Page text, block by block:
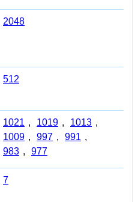
2048
512
1021 , 1019 , 1013 ,
1009 , 997 , 991 ,
983 , 977
7